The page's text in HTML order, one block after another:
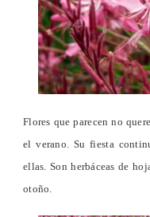
Flores que parecen no
el verano. Su fiesta
ellas. Son herbáceas de
otoño.